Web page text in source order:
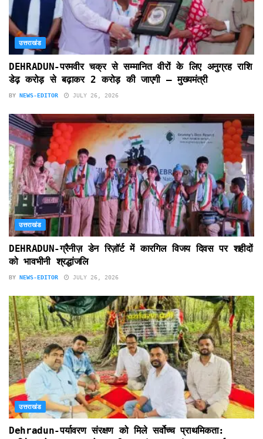
उत्तराखंड
DEHRADUN-परमवीर चक्र से सम्मानित वीरों के लिए अनुग्रह राशि
डेढ़ करोड़ से बढ़ाकर 2 करोड़ की जाएगी – मुख्यमंत्री
BY NEWS-EDITOR JULY 26, 2026
उत्तराखंड
DEHRADUN-ग्रैनीज़ डेन रिज़ॉर्ट में कारगिल विजय दिवस पर शहीदों
को भावभीनी श्रद्धांजलि
BY NEWS-EDITOR JULY 26, 2026
उत्तराखंड
Dehradun-पर्यावरण संरक्षण को मिले सर्वोच्च प्राथमिकता: